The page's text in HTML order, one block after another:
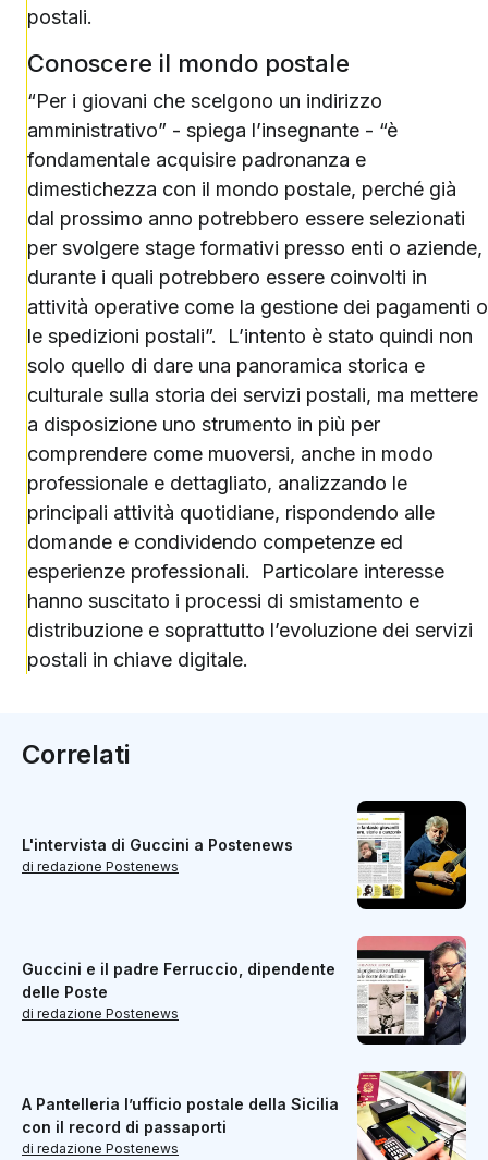
postali.
Conoscere il mondo postale
“Per i giovani che scelgono un indirizzo
amministrativo” - spiega l’insegnante - “è
fondamentale acquisire padronanza e
dimestichezza con il mondo postale, perché già
dal prossimo anno potrebbero essere selezionati
per svolgere stage formativi presso enti o aziende,
durante i quali potrebbero essere coinvolti in
attività operative come la gestione dei pagamenti o
le spedizioni postali”. L’intento è stato quindi non
solo quello di dare una panoramica storica e
culturale sulla storia dei servizi postali, ma mettere
a disposizione uno strumento in più per
comprendere come muoversi, anche in modo
professionale e dettagliato, analizzando le
principali attività quotidiane, rispondendo alle
domande e condividendo competenze ed
esperienze professionali. Particolare interesse
hanno suscitato i processi di smistamento e
distribuzione e soprattutto l’evoluzione dei servizi
postali in chiave digitale.
Correlati
L'intervista di Guccini a Postenews
di redazione Postenews
Guccini e il padre Ferruccio, dipendente
delle Poste
di redazione Postenews
A Pantelleria l’ufficio postale della Sicilia
con il record di passaporti
di redazione Postenews